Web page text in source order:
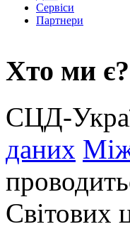
Сервіси
Партнери
Хто ми є?
СЦД-
даних
Світових